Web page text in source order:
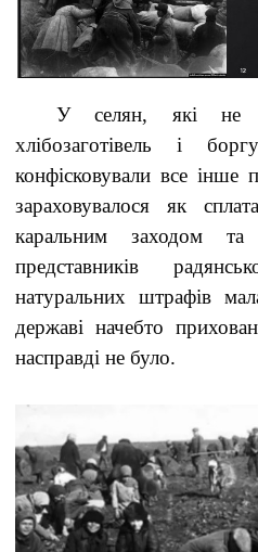
У селян, які не
хлібозаготівель і
конфісковували все інше
зараховувалося як
каральним заходом та
представників
натуральних штрафів
державі начебто
насправді не було.